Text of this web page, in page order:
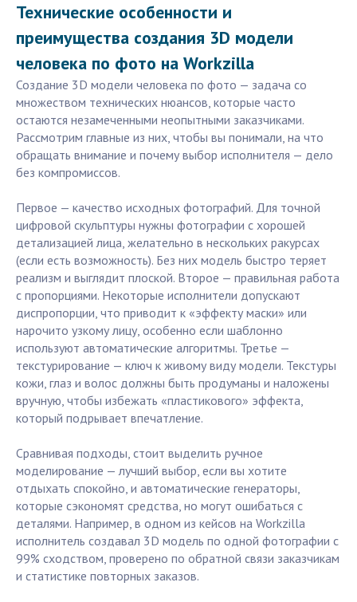
Технические особенности и
преимущества создания 3D модели
человека по фото на Workzilla
Создание 3D модели человека по фото — задача со
множеством технических нюансов, которые часто
остаются незамеченными неопытными заказчиками.
Рассмотрим главные из них, чтобы вы понимали, на что
обращать внимание и почему выбор исполнителя — дело
без компромиссов.
Первое — качество исходных фотографий. Для точной
цифровой скульптуры нужны фотографии с хорошей
детализацией лица, желательно в нескольких ракурсах
(если есть возможность). Без них модель быстро теряет
реализм и выглядит плоской. Второе — правильная работа
с пропорциями. Некоторые исполнители допускают
диспропорции, что приводит к «эффекту маски» или
нарочито узкому лицу, особенно если шаблонно
используют автоматические алгоритмы. Третье —
текстурирование — ключ к живому виду модели. Текстуры
кожи, глаз и волос должны быть продуманы и наложены
вручную, чтобы избежать «пластикового» эффекта,
который подрывает впечатление.
Сравнивая подходы, стоит выделить ручное
моделирование — лучший выбор, если вы хотите
отдыхать спокойно, и автоматические генераторы,
которые сэкономят средства, но могут ошибаться с
деталями. Например, в одном из кейсов на Workzilla
исполнитель создавал 3D модель по одной фотографии с
99% сходством, проверено по обратной связи заказчикам
и статистике повторных заказов.